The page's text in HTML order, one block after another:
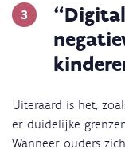
Uiteraard is het,
er duidelijke
Wanneer ouders